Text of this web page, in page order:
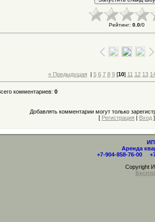
Рейтинг: 0.0/0
« Предыдущая | 5 6 7 8 9[10] 11 12 13
комментариев: 0
Добавлять комментарии могут только
[ Регистрация Вход ]
Аренда
+7-904-858-76-00
Copyright